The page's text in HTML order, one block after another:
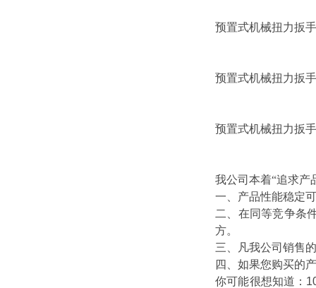
预置式机械扭力扳
预置式机械扭力扳
预置式机械扭力扳手
我公司本着“追求产
一、产品性能稳定
二、在同等竞争条
方。
三、凡我公司销售
四、如果您购买的
你可能很想知道 ：